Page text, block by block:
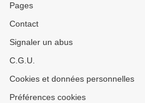
Pages
Contact
Signaler un abus
C.G.U.
Cookies et données personnelles
Préférences cookies